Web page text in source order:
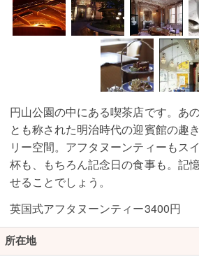
円山公園の中にある喫茶店です。あ
とも称された明治時代の迎賓館の趣
リー空間。アフタヌーンティーもス
杯も、もちろん記念日の食事も。記
せることでしょう。
英国式アフタヌーンティー3400円
所在地